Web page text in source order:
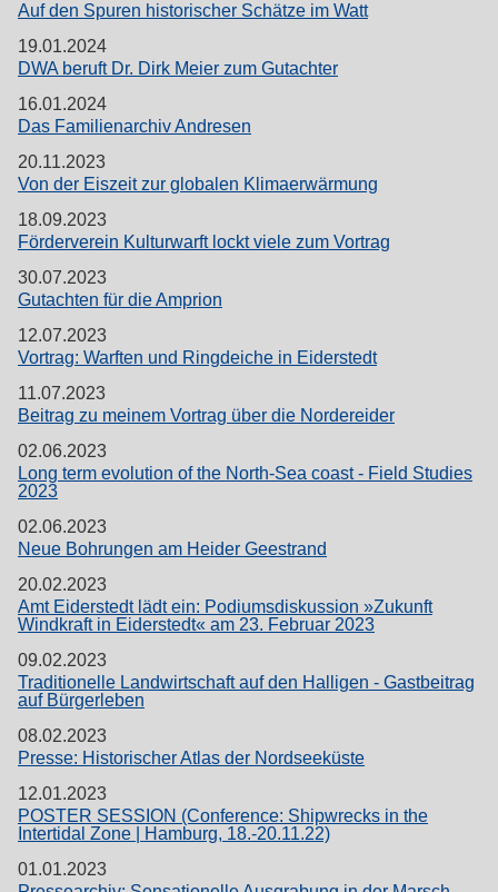
Auf den Spuren historischer Schätze im Watt
19.01.2024
DWA beruft Dr. Dirk Meier zum Gutachter
16.01.2024
Das Familienarchiv Andresen
20.11.2023
Von der Eiszeit zur globalen Klimaerwärmung
18.09.2023
Förderverein Kulturwarft lockt viele zum Vortrag
30.07.2023
Gutachten für die Amprion
12.07.2023
Vortrag: Warften und Ringdeiche in Eiderstedt
11.07.2023
Beitrag zu meinem Vortrag über die Nordereider
02.06.2023
Long term evolution of the North-Sea coast - Field Studies
2023
02.06.2023
Neue Bohrungen am Heider Geestrand
20.02.2023
Amt Eiderstedt lädt ein: Podiumsdiskussion »Zukunft
Windkraft in Eiderstedt« am 23. Februar 2023
09.02.2023
Traditionelle Landwirtschaft auf den Halligen - Gastbeitrag
auf Bürgerleben
08.02.2023
Presse: Historischer Atlas der Nordseeküste
12.01.2023
POSTER SESSION (Conference: Shipwrecks in the
Intertidal Zone | Hamburg, 18.-20.11.22)
01.01.2023